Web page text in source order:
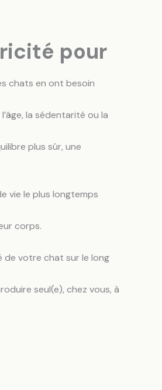
pour
chats en ont besoin
la sédentarité ou la
plus sûr, une
vie le plus longtemps
corps.
de votre chat sur le long
seul(e), chez vous, à